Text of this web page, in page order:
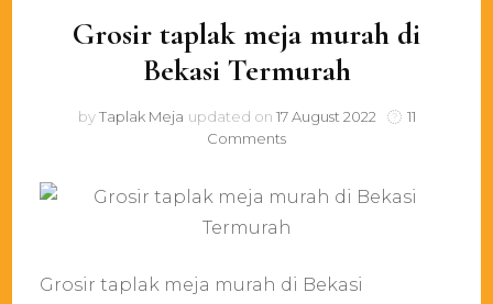
Grosir taplak meja murah di
Bekasi Termurah
byTaplak Meja updated on 17 August 2022
11
Commentson
meja
murah
Termurah
Grosir taplak meja murah di Bekasi